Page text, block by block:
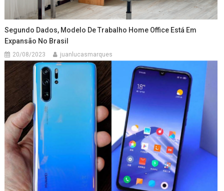
Segundo Dados, Modelo De Trabalho Home Office Está Em
Expansão No Brasil
20/08/2023 juanlucasmarques